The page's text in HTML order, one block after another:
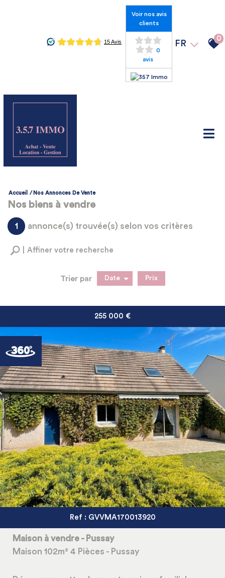
Voir nos avis
clients
0
avis
FR
0
Accueil Nos Annonces De Vente
Nos biens à vendre
1 annonce(s) trouvée(s) selon vos critères
Affiner votre recherche
5KM 10KM 25KM
RECHERCHER
+ de critères +
Trier par Date Prix
255 000 €
Ref : GVVMA170013920
Maison à vendre - Pussay
Maison 102m² 4 Pièces - Pussay